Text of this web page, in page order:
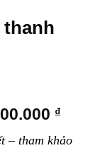
thanh
₫
– tham khảo